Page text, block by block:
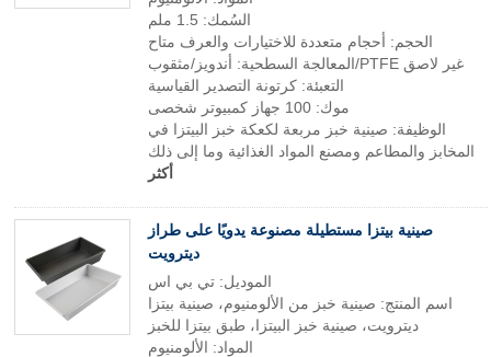
السُمك: 1.5 ملم
الحجم: أحجام متعددة للاختيارات والعرف متاح
المعالجة السطحية: أندويز/مثقوب/PTFE غير لاصق
التعبئة: كرتونة التصدير القياسية
موك: 100 جهاز كمبيوتر شخصى
الوظيفة: صينية خبز مربعة لكعكة خبز البيتزا في
المخابز والمطاعم ومصنع المواد الغذائية وما إلى ذلك
أكثر
صينية بيتزا مستطيلة مصنوعة يدويًا على طراز
ديترويت
الموديل: تي بي اس
اسم المنتج: صينية خبز من الألومنيوم، صينية بيتزا
ديترويت، صينية خبز البيتزا، طبق بيتزا للخبز
المواد: الألومنيوم